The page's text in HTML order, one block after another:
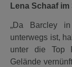
Lena Schaaf im
„Da Barcley
unterwegs ist,
unter die Top
Gelände